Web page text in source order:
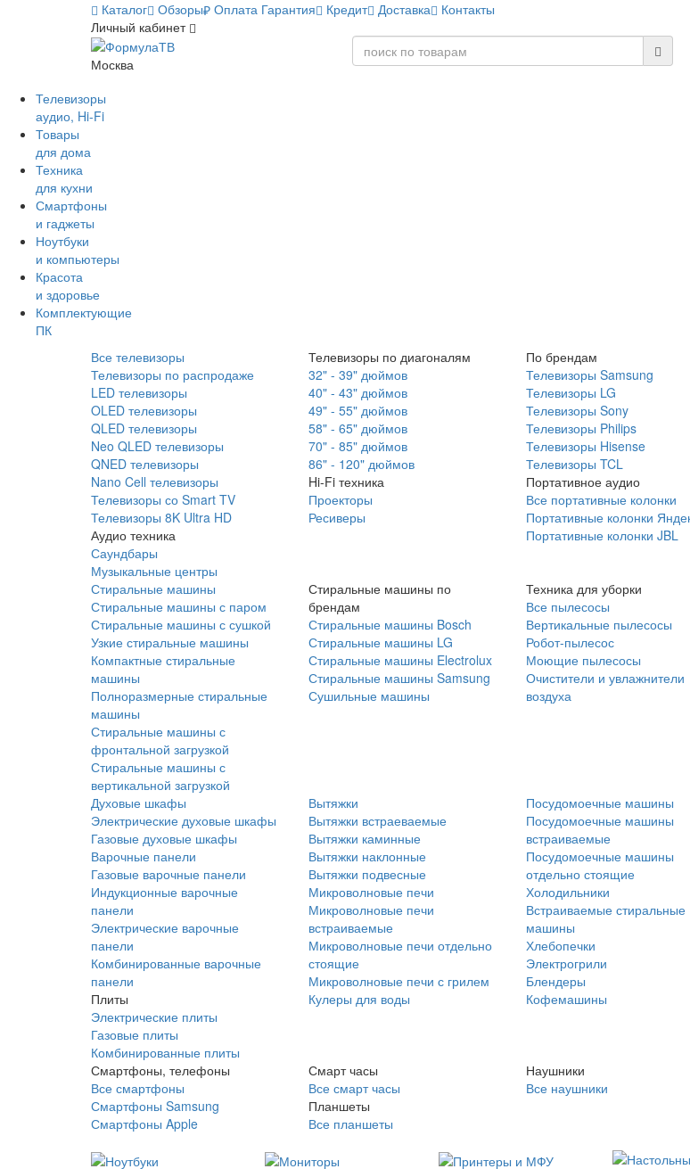
Каталог Обзоры Оплата Гарантия Кредит Доставка
Контакты
Личный кабинет
Москва
Телевизоры
аудио, Hi-Fi
Товары
для дома
Техника
для кухни
Смартфоны
и гаджеты
Ноутбуки
и компьютеры
Красота
и здоровье
Комплектующие
ПК
Все телевизоры
Телевизоры по распродаже
LED телевизоры
OLED телевизоры
QLED телевизоры
Neo QLED телевизоры
QNED телевизоры
Nano Cell телевизоры
Телевизоры со Smart TV
Телевизоры 8K Ultra HD
Аудио техника
Саундбары
Музыкальные центры
Телевизоры по диагоналям
32" - 39" дюймов
40" - 43" дюймов
49" - 55" дюймов
58" - 65" дюймов
70" - 85" дюймов
86" - 120" дюймов
Hi-Fi техника
Проекторы
Ресиверы
По брендам
Телевизоры Samsung
Телевизоры LG
Телевизоры Sony
Телевизоры Philips
Телевизоры Hisense
Телевизоры TCL
Портативное аудио
Все портативные колонки
Портативные колонки
Портативные колонки JBL
Стиральные машины
Стиральные машины с паром
Стиральные машины с сушкой
Узкие стиральные машины
Компактные стиральные
машины
Полноразмерные стиральные
машины
Стиральные машины с
фронтальной загрузкой
Стиральные машины с
вертикальной загрузкой
Стиральные машины по
брендам
Стиральные машины Bosch
Стиральные машины LG
Стиральные машины Electrolux
Стиральные машины Samsung
Сушильные машины
Техника для уборки
Все пылесосы
Вертикальные пылесосы
Робот-пылесос
Моющие пылесосы
Очистители и увлажнители
воздуха
Духовые шкафы
Электрические духовые шкафы
Газовые духовые шкафы
Варочные панели
Газовые варочные панели
Индукционные варочные
панели
Электрические варочные
панели
Комбинированные варочные
панели
Плиты
Электрические плиты
Газовые плиты
Комбинированные плиты
Вытяжки
Вытяжки встраеваемые
Вытяжки каминные
Вытяжки наклонные
Вытяжки подвесные
Микроволновые печи
Микроволновые печи
встраиваемые
Микроволновые печи отдельно
стоящие
Микроволновые печи с грилем
Кулеры для воды
Посудомоечные машины
Посудомоечные машины
встраиваемые
Посудомоечные машины
отдельно стоящие
Холодильники
Встраиваемые стиральные
машины
Хлебопечки
Электрогрили
Блендеры
Кофемашины
Смартфоны, телефоны
Все смартфоны
Смартфоны Samsung
Смартфоны Apple
Смарт часы
Все смарт часы
Планшеты
Все планшеты
Наушники
Все наушники